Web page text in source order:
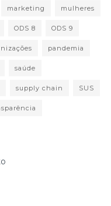
marketing mulheres
ODS 8 ODS 9
pandemia
saúde
supply chain SUS